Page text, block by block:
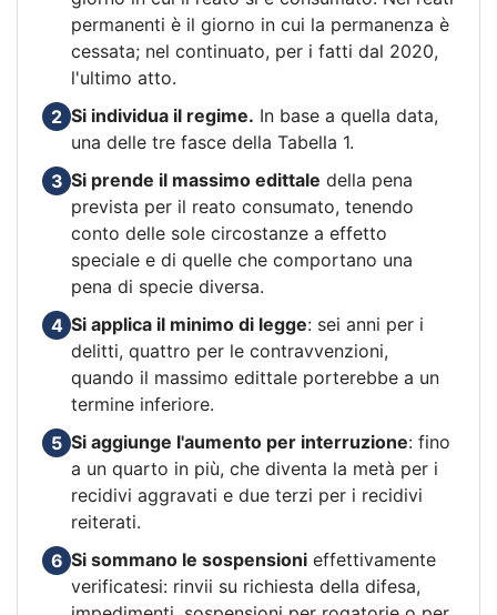
permanenti è il giorno in cui la permanenza è
cessata; nel continuato, per i fatti dal 2020,
l'ultimo atto.
2 Si individua il regime. In base a quella data,
una delle tre fasce della Tabella 1.
3 Si prende il massimo edittale della pena
prevista per il reato consumato, tenendo
conto delle sole circostanze a effetto
speciale e di quelle che comportano una
pena di specie diversa.
4 Si applica il minimo di legge: sei anni per i
delitti, quattro per le contravvenzioni,
quando il massimo edittale porterebbe a un
termine inferiore.
5 Si aggiunge l'aumento per interruzione: fino
a un quarto in più, che diventa la metà per i
recidivi aggravati e due terzi per i recidivi
reiterati.
6 Si sommano le sospensioni effettivamente
verificatesi: rinvii su richiesta della difesa,